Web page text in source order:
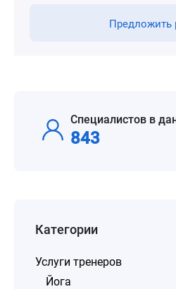
Предложить
Специалистов в
843
Категории
Услуги тренеров
Йога